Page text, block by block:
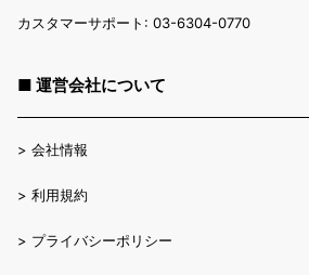
カスタマーサポート: 03-6304-0770
■ 運営会社について
> 会社情報
> 利用規約
> プライバシーポリシー